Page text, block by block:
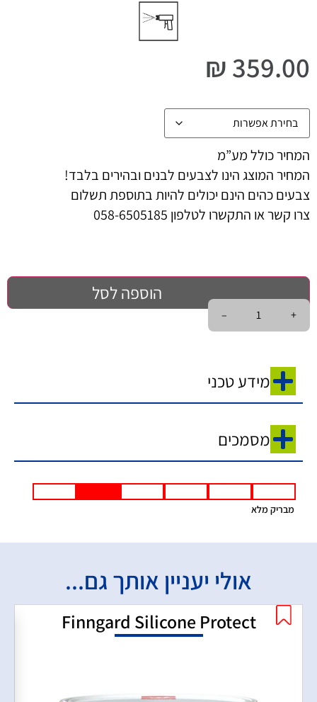
₪359.00
המחיר כולל מע”מ
המחיר המוצג הינו לצבעים לבנים ובהירים בלבד!
צבעים כהים הינם יכולים להיות בתוספת תשלום
צרו קשר או התקשרו לטלפון 058-6505185
+
–
הוספה לסל
מידע טכני
מסמכים
מבריק מלא
אולי יעניין אותך גם...
Finngard Silicone Protect